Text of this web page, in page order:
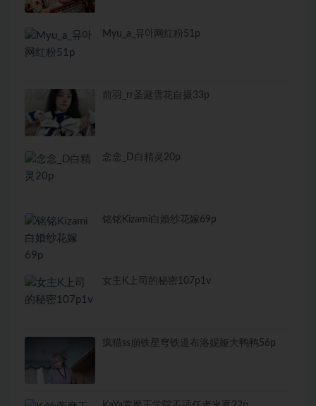
Myu_a_뮤아网红粉51p
前羽_rr圣诞雪花自摄33p
念念_D白精灵20p
铭铭Kizami白婚纱花嫁69p
女主K上司的秘密107p1v
疯猫ss崩铁星穹铁道布洛妮娅大鸭鸭56p